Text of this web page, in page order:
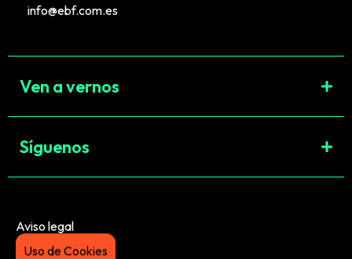
info@ebf.com.es
Ven a vernos
Síguenos
Aviso legal
Uso de Cookies